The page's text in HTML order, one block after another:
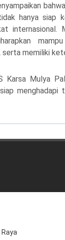
hanya siap
internasional.
memiliki
Karsa Mulya
menghadapi